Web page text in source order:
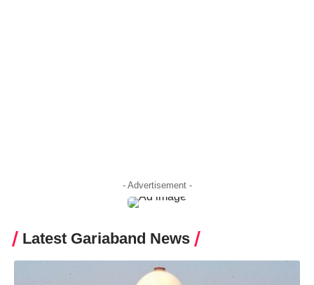
- Advertisement -
Latest Gariaband News